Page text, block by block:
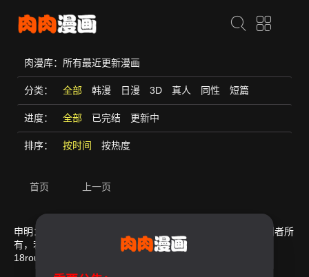
肉漫库：所有最近更新漫画
分类： 全部 韩漫 日漫 3D 真人 同性 短篇
进度： 全部 已完结 更新中
排序： 按时间 按热度
首页 上一页
申明：本站所有漫画资源均来自互联网收集而来，版权归原创者所
有，若本站收录漫画无意冒犯了贵司版权，请及时联系我们：
18rouman@gmail.com